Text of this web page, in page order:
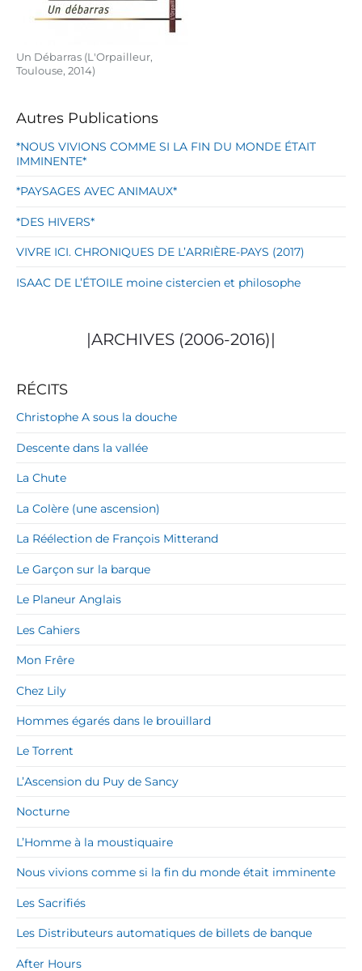
Un Débarras (L'Orpailleur,
Toulouse, 2014)
Autres Publications
*NOUS VIVIONS COMME SI LA FIN DU MONDE ÉTAIT
IMMINENTE*
*PAYSAGES AVEC ANIMAUX*
*DES HIVERS*
VIVRE ICI. CHRONIQUES DE L’ARRIÈRE-PAYS (2017)
ISAAC DE L’ÉTOILE moine cistercien et philosophe
|ARCHIVES (2006-2016)|
RÉCITS
Christophe A sous la douche
Descente dans la vallée
La Chute
La Colère (une ascension)
La Réélection de François Mitterand
Le Garçon sur la barque
Le Planeur Anglais
Les Cahiers
Mon Frêre
Chez Lily
Hommes égarés dans le brouillard
Le Torrent
L’Ascension du Puy de Sancy
Nocturne
L’Homme à la moustiquaire
Nous vivions comme si la fin du monde était imminente
Les Sacrifiés
Les Distributeurs automatiques de billets de banque
After Hours